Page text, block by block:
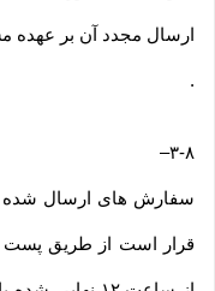
ارسال مجدد آن بر عهده
.
۳-۸–
سفارش های ارسال
قرار است از طریق پست